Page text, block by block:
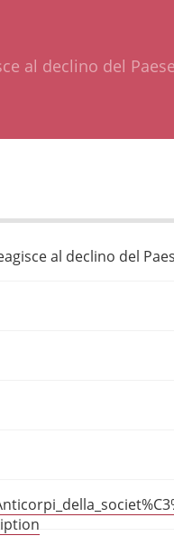
al declino del Paese
al declino del